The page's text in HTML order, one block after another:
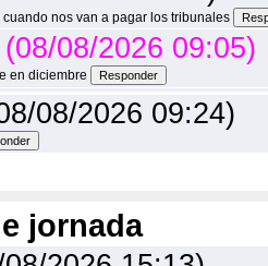
nos van a pagar los tribunales
(08/08/2026 09:05)
en diciembre
08/2026 09:24)
jornada